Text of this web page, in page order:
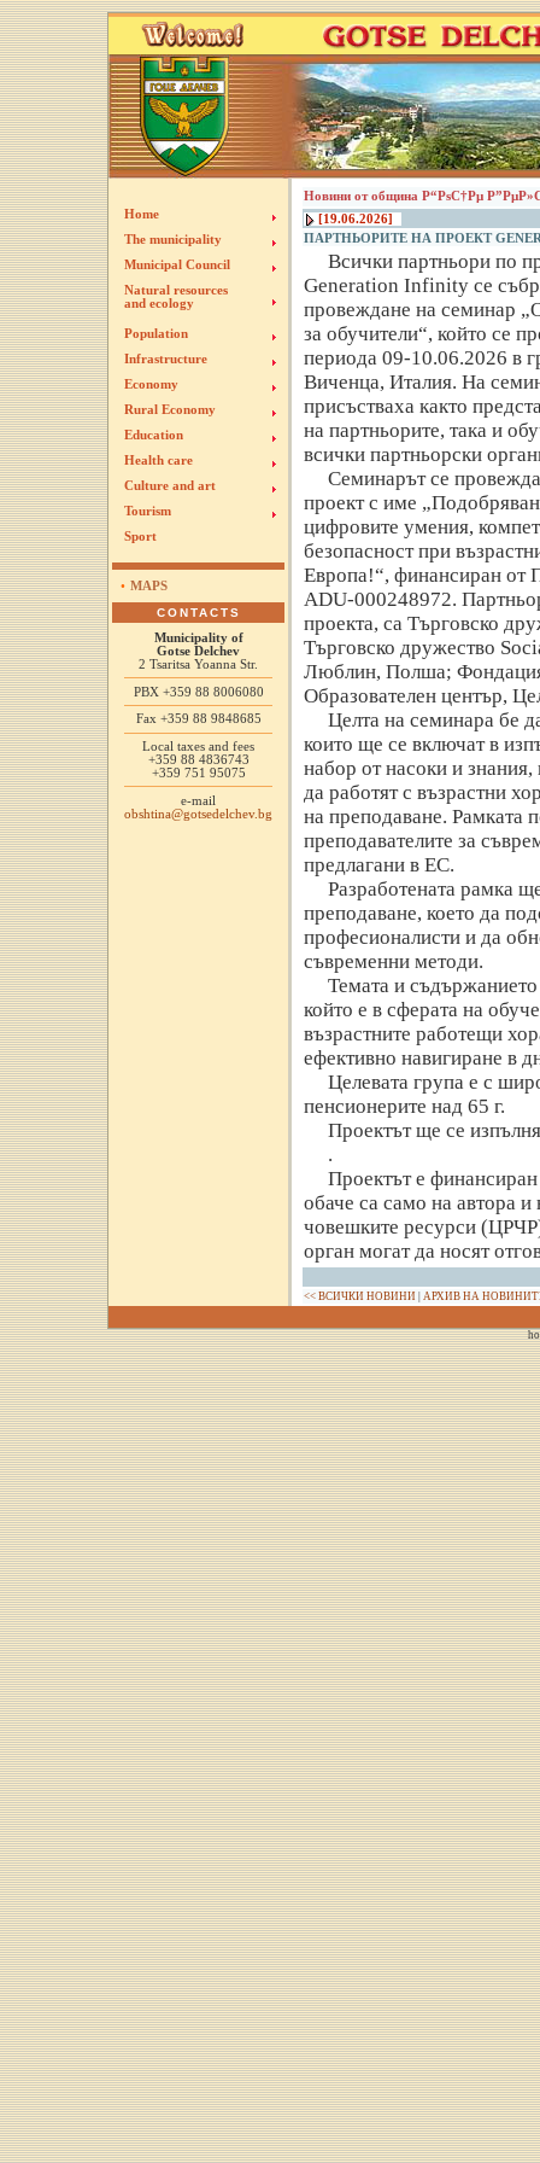
• MAPS
CONTACTS
Municipality of
Gotse Delchev
2 Tsaritsa Yoanna Str.
PBX +359 88 8006080
Fax +359 88 9848685
Local taxes and fees
+359 88 4836743
+359 751 95075
e-mail
obshtina@gotsedelchev.bg
Новини от община Р“РѕС†Рµ
[19.06.2026]
ПАРТНЬОРИТЕ НА ПРОЕКТ
Всички партньори по
Generation Infinity се
провеждане на семинар
за обучители“, който се
периода 09-10.06.2026 в
Виченца, Италия. На
присъстваха както
на партньорите, така и
всички партньорски
Семинарът се
проект с име
цифровите умения,
безопасност при
Европа!“, финансиран
ADU-000248972.
проекта, са Търговско
Търговско дружество
Люблин, Полша;
Образователен център,
Целта на семинара бе
които ще се включат в
набор от насоки и
да работят с възрастни
на преподаване. Рамката
преподавателите за
предлагани в ЕС.
Разработената рамка
преподаване, което да
професионалисти и да
съвременни методи.
Темата и
който е в сферата на
възрастните работещи
ефективно навигиране в
Целевата група е с
пенсионерите над 65 г.
Проектът ще се
.
Проектът е
обаче са само на автора и
човешките ресурси
орган могат да носят
<< ВСИЧКИ НОВИНИ АРХИВ НА
Home
The municipality
Municipal Council
Natural resources
and ecology
Population
Infrastructure
Economy
Rural Economy
Education
Health care
Culture and art
Tourism
Sport